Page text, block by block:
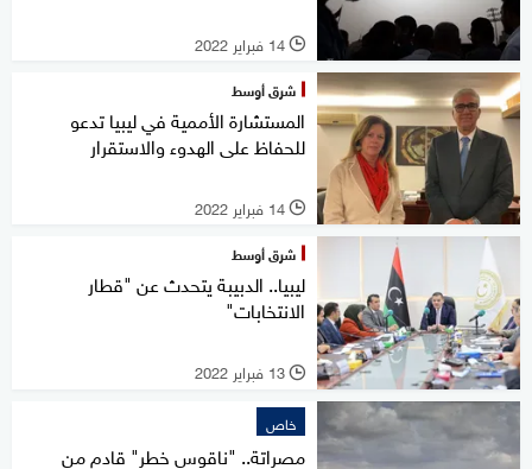
l 14 فبراير 2022
شرق أوسط
المستشارة الأممية في ليبيا تدعو
للحفاظ على الهدوء والاستقرار
l 14 فبراير 2022
شرق أوسط
ليبيا.. الدبيبة يتحدث عن "قطار
الانتخابات"
l 13 فبراير 2022
خاص
مصراتة.. "ناقوس خطر" قادم من